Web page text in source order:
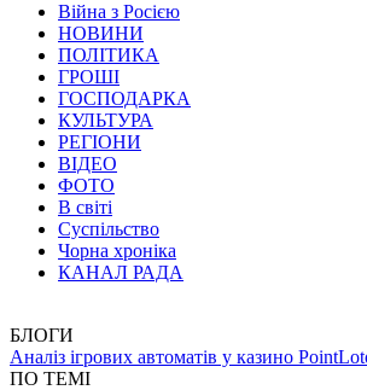
Війна з Росією
НОВИНИ
ПОЛІТИКА
ГРОШІ
ГОСПОДАРКА
КУЛЬТУРА
РЕГІОНИ
ВІДЕО
ФОТО
В світі
Суспільство
Чорна хроніка
КАНАЛ РАДА
БЛОГИ
Аналіз ігрових автоматів у казино
ПО ТЕМІ